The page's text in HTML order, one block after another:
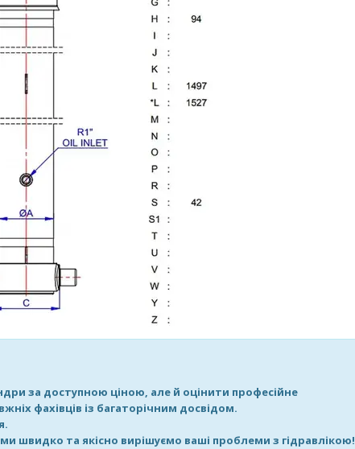
за доступною ціною, але й оцінити професійне
фахівців із багаторічним досвідом.
швидко та якісно вирішуємо ваші проблеми з гідравлікою!